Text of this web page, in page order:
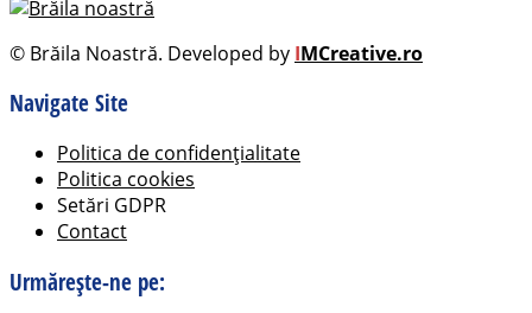
© Brăila Noastră. Developed by IMCreative.ro
Navigate Site
Politica de confidențialitate
Politica cookies
Setări GDPR
Contact
Urmărește-ne pe: